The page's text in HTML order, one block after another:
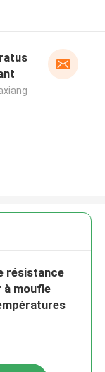
résistance
à moufle